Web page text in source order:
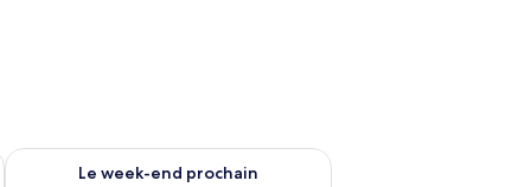
août 7 - août 9
Le week-end prochain
Vérifier la disponibilité pour le week-end prochain août 14 -